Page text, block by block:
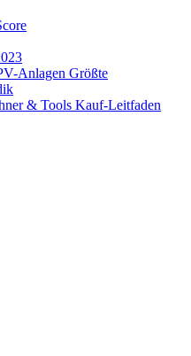
Anlagen Größte
& Tools Kauf-Leitfaden